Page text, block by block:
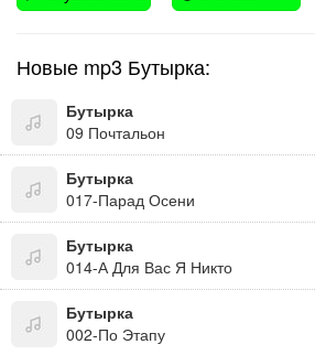
Новые mp3 Бутырка:
Бутырка
09 Почтальон
Бутырка
017-Парад Осени
Бутырка
014-А Для Вас Я Никто
Бутырка
002-По Этапу